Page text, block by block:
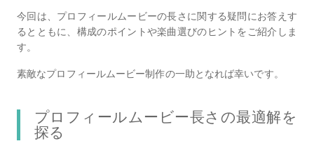
今回は、プロフィールムービーの長さに関する疑問にお答えす
るとともに、構成のポイントや楽曲選びのヒントをご紹介しま
す。
素敵なプロフィールムービー制作の一助となれば幸いです。
プロフィールムービー長さの最適解を
探る